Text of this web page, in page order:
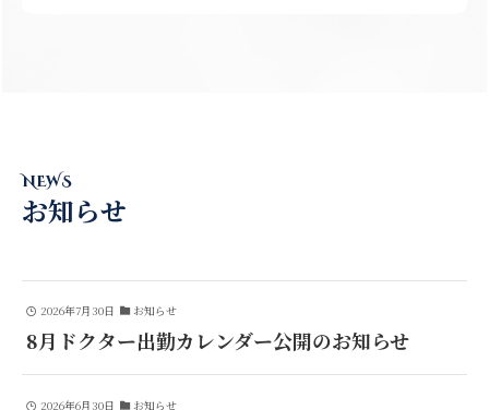
NEWS
お知らせ
2026年7月30日 お知らせ
8月ドクター出勤カレンダー公開のお知らせ
2026年6月30日 お知らせ